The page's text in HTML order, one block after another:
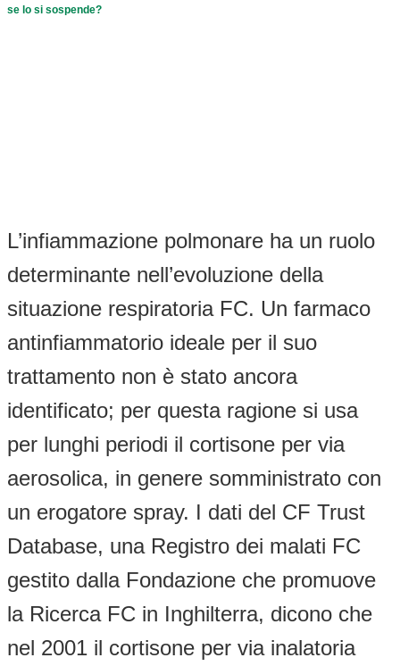
se lo si sospende?
L’infiammazione polmonare ha un ruolo
determinante nell’evoluzione della
situazione respiratoria FC. Un farmaco
antinfiammatorio ideale per il suo
trattamento non è stato ancora
identificato; per questa ragione si usa
per lunghi periodi il cortisone per via
aerosolica, in genere somministrato con
un erogatore spray. I dati del CF Trust
Database, una Registro dei malati FC
gestito dalla Fondazione che promuove
la Ricerca FC in Inghilterra, dicono che
nel 2001 il cortisone per via inalatoria